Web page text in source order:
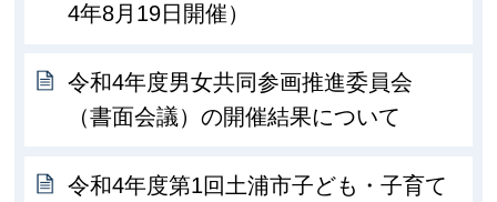
4年8月19日開催）
令和4年度男女共同参画推進委員会
（書面会議）の開催結果について
令和4年度第1回土浦市子ども・子育て